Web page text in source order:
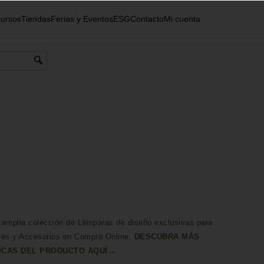
TiendasFerias y EventosESGContactoMi cuenta
colección de Lámparas de diseño exclusivas para
y Accesorios en Compra Online.
DESCUBRA MÁS
DEL PRODUCTO AQUÍ→